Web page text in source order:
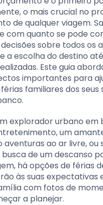
o mais crucial no
de qualquer viagem.
com quanto se pode
sobre todos os
a escolha do destino
Este guia
importantes para
familiares dos seus
explorador urbano em
um
aventuras ao ar livre, ou
de um descanso
há opções de férias
às suas expectativas
com fotos de
a planejar.